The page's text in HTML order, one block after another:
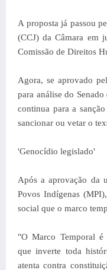
A proposta já passou
(CCJ) da Câmara em
Comissão de Direitos
Agora, se aprovado
para análise do
continua para a
sancionar ou vetar o
'Genocídio legislado'
Após a aprovação da
Povos Indígenas
social que o marco
"O Marco Temporal
que inverte toda
atenta contra